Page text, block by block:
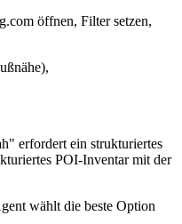
öffnen, Filter setzen,
erfordert ein strukturiertes
POI-Inventar mit der
wählt die beste Option